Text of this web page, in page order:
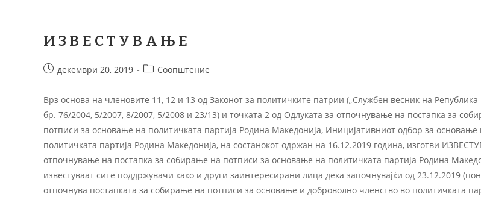
И З В Е С Т У В А Њ Е
декември 20, 2019 Соопштение
Врз основа на членовите 11, 12 и 13 од Законот за политичките патрии („Службен весник на Република
бр. 76/2004, 5/2007, 8/2007, 5/2008 и 23/13) и точката 2 од Одлуката за отпочнување на постапка за
потписи за основање на политичката партија Родина Македонија, Иницијативниот одбор за основање
политичката партија Родина Македонија, на состанокот одржан на 16.12.2019 година, изготви
отпочнување на постапка за собирање на потписи за основање на политичката партија Родина
известуваат сите поддржувачи како и други заинтересирани лица дека започнувајќи од 23.12.2019
отпочнува постапката за собирање на потписи за основање и доброволно членство во политичката